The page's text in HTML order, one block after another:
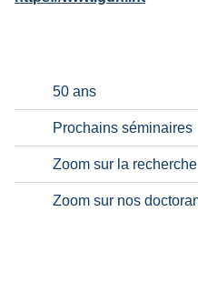
50 ans
Prochains séminaires
Zoom sur la recherche
Zoom sur nos